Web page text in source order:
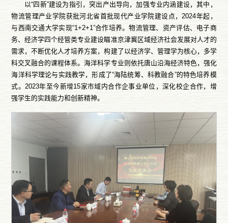
以“四新”建设为指引，突出产出导向，加强专业内涵建设，其中，
物流管理产业学院获批河北省首批现代产业学院建设点，2024年起，
与西南交通大学实现“1+2+1”合作培养。物流管理、资产评估、电子商
务、经济学四个经管类专业建设瞄准京津冀区域经济社会发展对人才的
需求，不断优化人才培养方案，构建了以经济学、管理学为核心，多学
科交叉融合的课程体系。海洋科学专业则依托唐山沿海经济特色，强化
海洋科学理论与实践教学，形成了“海陆统筹、科教融合”的特色培养模
式。2023年至今新增15家市域内合作企事业单位，深化校企合作，增
强学生的实践能力和创新精神。